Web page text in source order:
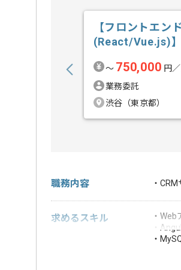
【フロントエン
(React/Vue.js)】
〜 750,000 円
業務委託
渋谷（東京都）
職務内容 ・
求めるスキル
・
・
・